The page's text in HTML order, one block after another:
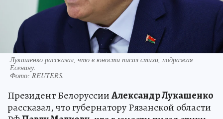
Лукашенко рассказал, что в юности писал стихи, подражая
Есенину.
Фото: REUTERS.
Президент БелоруссииАлександр Лукашенко
рассказал, что губернатору Рязанской области